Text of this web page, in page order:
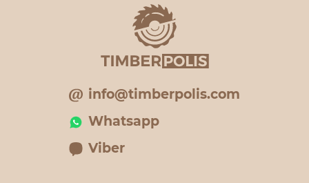
info@timberpolis.com
Whatsapp
Viber